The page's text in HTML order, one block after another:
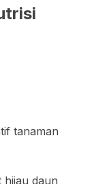
tanaman
hijau daun